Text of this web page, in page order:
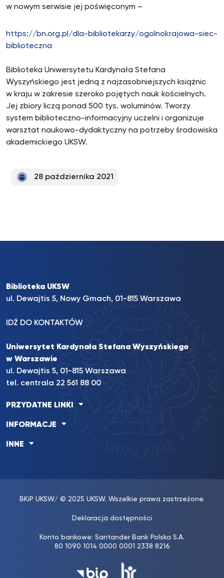
w nowym serwisie jej poświęconym –
https://bn.org.pl/dla-bibliotekarzy/ogolnokrajowa-siec-
biblioteczna
Biblioteka Uniwersytetu Kardynała Stefana
Wyszyńskiego jest jedną z najzasobniejszych książnic
w kraju w zakresie szeroko pojętych nauk kościelnych.
Jej zbiory liczą ponad 500 tys. woluminów. Tworzy
system biblioteczno-informacyjny uczelni i organizuje
warsztat naukowo-dydaktyczny na potrzeby środowiska
akademickiego UKSW.
28 października 2021
Biblioteka UKSW
ul. Dewajtis 5, Nowy Gmach, 01-815 Warszawa
IDŹ DO KONTAKTÓW
Uniwersytet Kardynała Stefana Wyszyńskiego
w Warszawie
ul. Dewajtis 5, 01-815 Warszawa
tel. centrala 22 561 88 00
PRZYDATNE LINKI
INFORMACJE
INNE
BKiP UKSW/ © 2025 UKSW. Wszelkie prawa zastrzeżone.
Deklaracja dostępności
Konto bankowe: Santander Bank Polska S.A.
80 1090 1014 0000 0001 2338 8216